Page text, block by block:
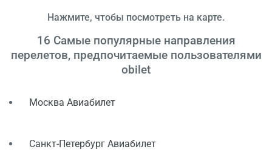
Нажмите, чтобы посмотреть на карте.
16 Самые популярные направления
перелетов, предпочитаемые пользователями
obilet
Москва Авиабилет
Санкт-Петербург Авиабилет